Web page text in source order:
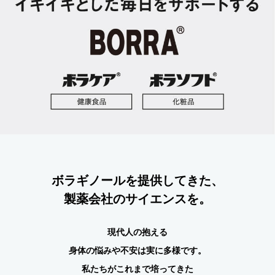
ボラギノールを提供してきた、
製薬会社のサイエンスを。
現代人の抱える
身体の悩みや不安は実に多様です。
私たちがこれまで培ってきた